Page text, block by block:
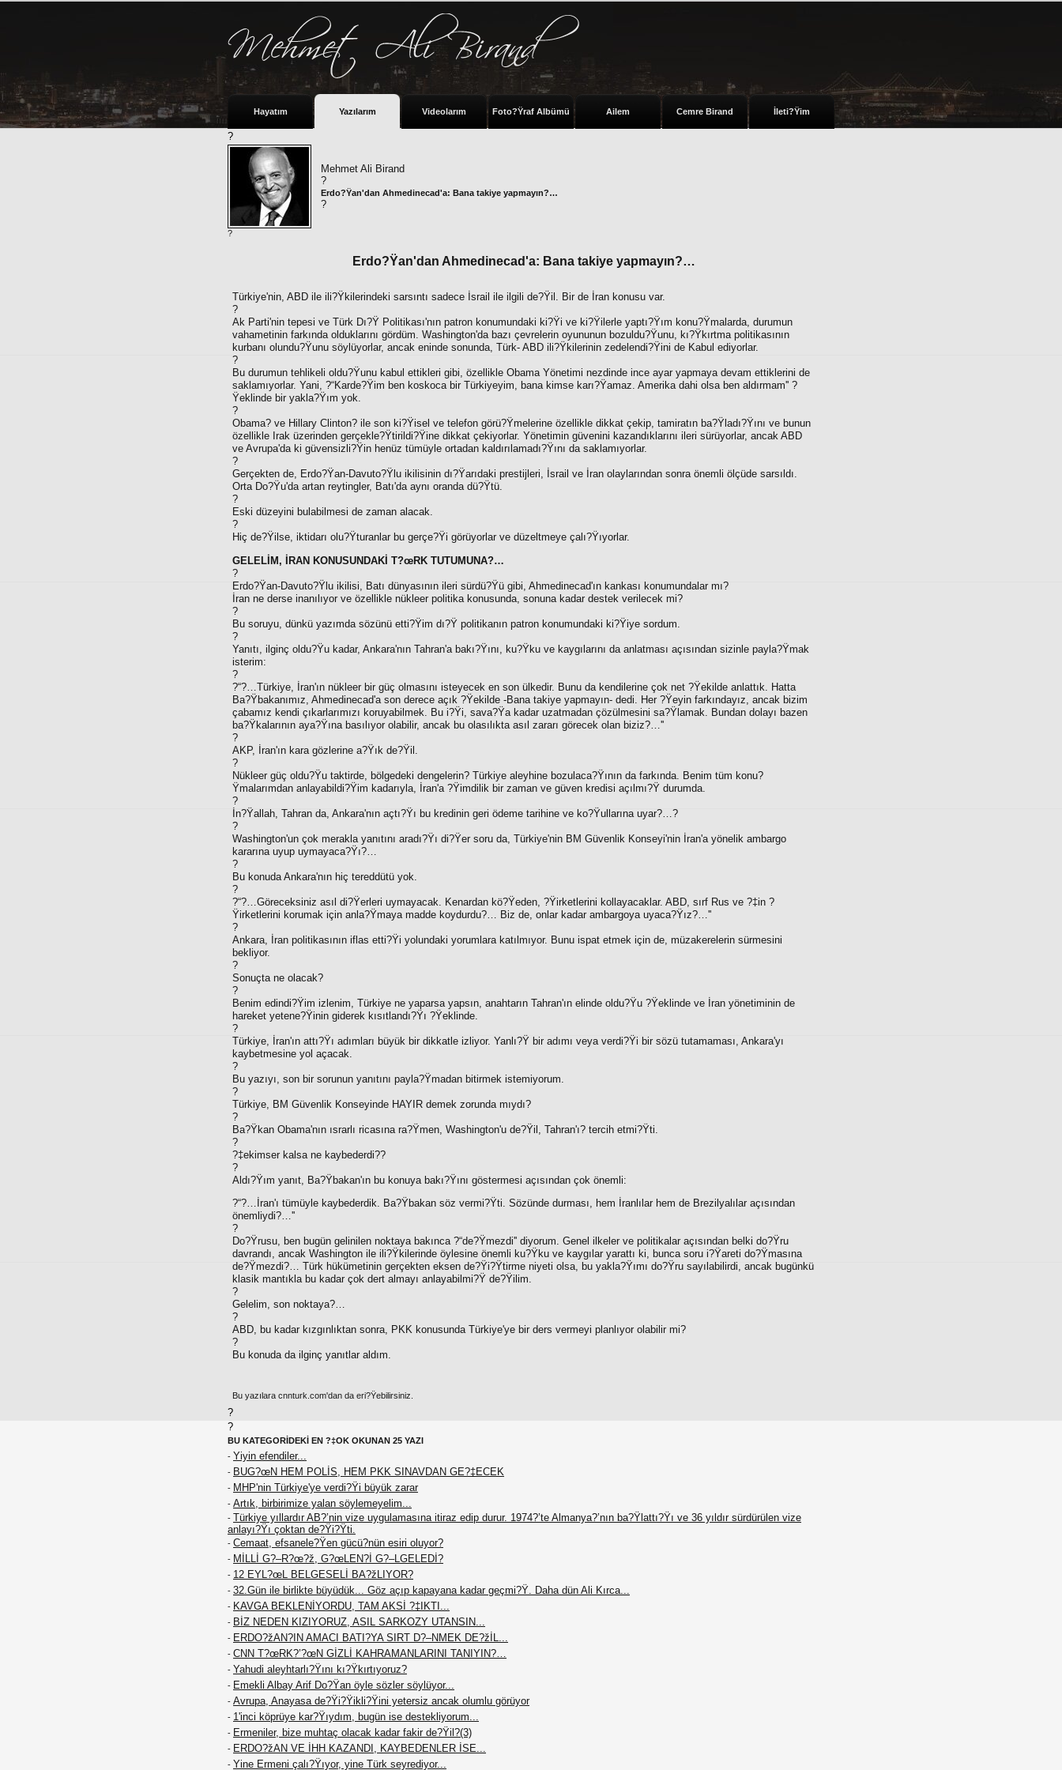
Hayatım Yazılarım Videolarım Foto?Ÿraf Albümü Ailem Cemre Birand İleti?Ÿim
?
Mehmet Ali Birand
?
Erdo?Ÿan'dan Ahmedinecad'a: Bana takiye yapmayın?…
?
?
Erdo?Ÿan'dan Ahmedinecad'a: Bana takiye yapmayın?…
Türkiye'nin, ABD ile ili?Ÿkilerindeki sarsıntı sadece İsrail ile ilgili de?Ÿil. Bir de İran konusu var.
?
Ak Parti'nin tepesi ve Türk Dı?Ÿ Politikası'nın patron konumundaki ki?Ÿi ve ki?Ÿilerle yaptı?Ÿım konu?Ÿmalarda, durumun
vahametinin farkında olduklarını gördüm. Washington'da bazı çevrelerin oyununun bozuldu?Ÿunu, kı?Ÿkırtma politikasının
kurbanı olundu?Ÿunu söylüyorlar, ancak eninde sonunda, Türk- ABD ili?Ÿkilerinin zedelendi?Ÿini de Kabul ediyorlar.
?
Bu durumun tehlikeli oldu?Ÿunu kabul ettikleri gibi, özellikle Obama Yönetimi nezdinde ince ayar yapmaya devam ettiklerini de
saklamıyorlar. Yani, ?“Karde?Ÿim ben koskoca bir Türkiyeyim, bana kimse karı?Ÿamaz. Amerika dahi olsa ben aldırmam'' ?
Ÿeklinde bir yakla?Ÿım yok.
?
Obama? ve Hillary Clinton? ile son ki?Ÿisel ve telefon görü?Ÿmelerine özellikle dikkat çekip, tamiratın ba?Ÿladı?Ÿını ve bunun
özellikle Irak üzerinden gerçekle?Ÿtirildi?Ÿine dikkat çekiyorlar. Yönetimin güvenini kazandıklarını ileri sürüyorlar, ancak ABD
ve Avrupa'da ki güvensizli?Ÿin henüz tümüyle ortadan kaldırılamadı?Ÿını da saklamıyorlar.
?
Gerçekten de, Erdo?Ÿan-Davuto?Ÿlu ikilisinin dı?Ÿarıdaki prestijleri, İsrail ve İran olaylarından sonra önemli ölçüde sarsıldı.
Orta Do?Ÿu'da artan reytingler, Batı'da aynı oranda dü?Ÿtü.
?
Eski düzeyini bulabilmesi de zaman alacak.
?
Hiç de?Ÿilse, iktidarı olu?Ÿturanlar bu gerçe?Ÿi görüyorlar ve düzeltmeye çalı?Ÿıyorlar.
GELELİM, İRAN KONUSUNDAKİ T?œRK TUTUMUNA?…
?
Erdo?Ÿan-Davuto?Ÿlu ikilisi, Batı dünyasının ileri sürdü?Ÿü gibi, Ahmedinecad'ın kankası konumundalar mı?
İran ne derse inanılıyor ve özellikle nükleer politika konusunda, sonuna kadar destek verilecek mi?
?
Bu soruyu, dünkü yazımda sözünü etti?Ÿim dı?Ÿ politikanın patron konumundaki ki?Ÿiye sordum.
?
Yanıtı, ilginç oldu?Ÿu kadar, Ankara'nın Tahran'a bakı?Ÿını, ku?Ÿku ve kaygılarını da anlatması açısından sizinle payla?Ÿmak
isterim:
?
?“?…Türkiye, İran'ın nükleer bir güç olmasını isteyecek en son ülkedir. Bunu da kendilerine çok net ?Ÿekilde anlattık. Hatta
Ba?Ÿbakanımız, Ahmedinecad'a son derece açık ?Ÿekilde -Bana takiye yapmayın- dedi. Her ?Ÿeyin farkındayız, ancak bizim
çabamız kendi çıkarlarımızı koruyabilmek. Bu i?Ÿi, sava?Ÿa kadar uzatmadan çözülmesini sa?Ÿlamak. Bundan dolayı bazen
ba?Ÿkalarının aya?Ÿına basılıyor olabilir, ancak bu olasılıkta asıl zararı görecek olan biziz?…''
?
AKP, İran'ın kara gözlerine a?Ÿık de?Ÿil.
?
Nükleer güç oldu?Ÿu taktirde, bölgedeki dengelerin? Türkiye aleyhine bozulaca?Ÿının da farkında. Benim tüm konu?
Ÿmalarımdan anlayabildi?Ÿim kadarıyla, İran'a ?Ÿimdilik bir zaman ve güven kredisi açılmı?Ÿ durumda.
?
İn?Ÿallah, Tahran da, Ankara'nın açtı?Ÿı bu kredinin geri ödeme tarihine ve ko?Ÿullarına uyar?…?
?
Washington'un çok merakla yanıtını aradı?Ÿı di?Ÿer soru da, Türkiye'nin BM Güvenlik Konseyi'nin İran'a yönelik ambargo
kararına uyup uymayaca?Ÿı?…
?
Bu konuda Ankara'nın hiç tereddütü yok.
?
?“?…Göreceksiniz asıl di?Ÿerleri uymayacak. Kenardan kö?Ÿeden, ?Ÿirketlerini kollayacaklar. ABD, sırf Rus ve ?‡in ?
Ÿirketlerini korumak için anla?Ÿmaya madde koydurdu?… Biz de, onlar kadar ambargoya uyaca?Ÿız?…''
?
Ankara, İran politikasının iflas etti?Ÿi yolundaki yorumlara katılmıyor. Bunu ispat etmek için de, müzakerelerin sürmesini
bekliyor.
?
Sonuçta ne olacak?
?
Benim edindi?Ÿim izlenim, Türkiye ne yaparsa yapsın, anahtarın Tahran'ın elinde oldu?Ÿu ?Ÿeklinde ve İran yönetiminin de
hareket yetene?Ÿinin giderek kısıtlandı?Ÿı ?Ÿeklinde.
?
Türkiye, İran'ın attı?Ÿı adımları büyük bir dikkatle izliyor. Yanlı?Ÿ bir adımı veya verdi?Ÿi bir sözü tutamaması, Ankara'yı
kaybetmesine yol açacak.
?
Bu yazıyı, son bir sorunun yanıtını payla?Ÿmadan bitirmek istemiyorum.
?
Türkiye, BM Güvenlik Konseyinde HAYIR demek zorunda mıydı?
?
Ba?Ÿkan Obama'nın ısrarlı ricasına ra?Ÿmen, Washington'u de?Ÿil, Tahran'ı? tercih etmi?Ÿti.
?
?‡ekimser kalsa ne kaybederdi??
?
Aldı?Ÿım yanıt, Ba?Ÿbakan'ın bu konuya bakı?Ÿını göstermesi açısından çok önemli:
?“?…İran'ı tümüyle kaybederdik. Ba?Ÿbakan söz vermi?Ÿti. Sözünde durması, hem İranlılar hem de Brezilyalılar açısından
önemliydi?…''
?
Do?Ÿrusu, ben bugün gelinilen noktaya bakınca ?“de?Ÿmezdi'' diyorum. Genel ilkeler ve politikalar açısından belki do?Ÿru
davrandı, ancak Washington ile ili?Ÿkilerinde öylesine önemli ku?Ÿku ve kaygılar yarattı ki, bunca soru i?Ÿareti do?Ÿmasına
de?Ÿmezdi?… Türk hükümetinin gerçekten eksen de?Ÿi?Ÿtirme niyeti olsa, bu yakla?Ÿımı do?Ÿru sayılabilirdi, ancak bugünkü
klasik mantıkla bu kadar çok dert almayı anlayabilmi?Ÿ de?Ÿilim.
?
Gelelim, son noktaya?…
?
ABD, bu kadar kızgınlıktan sonra, PKK konusunda Türkiye'ye bir ders vermeyi planlıyor olabilir mi?
?
Bu konuda da ilginç yanıtlar aldım.
Bu yazılara cnnturk.com'dan da eri?Ÿebilirsiniz.
?
?
BU KATEGORİDEKİ EN ?‡OK OKUNAN 25 YAZI
- Yiyin efendiler...
- BUG?œN HEM POLİS, HEM PKK SINAVDAN GE?‡ECEK
- MHP'nin Türkiye'ye verdi?Ÿi büyük zarar
- Artık, birbirimize yalan söylemeyelim...
- Türkiye yıllardır AB?’nin vize uygulamasına itiraz edip durur. 1974?’te Almanya?’nın ba?Ÿlattı?Ÿı ve 36 yıldır sürdürülen vize
anlayı?Ÿı çoktan de?Ÿi?Ÿti.
- Cemaat, efsanele?Ÿen gücü?nün esiri oluyor?
- MİLLİ G?–R?œ?ž, G?œLEN?İ G?–LGELEDİ?
- 12 EYL?œL BELGESELİ BA?žLIYOR?
- 32.Gün ile birlikte büyüdük... Göz açıp kapayana kadar geçmi?Ÿ. Daha dün Ali Kırca...
- KAVGA BEKLENİYORDU, TAM AKSİ ?‡IKTI...
- BİZ NEDEN KIZIYORUZ, ASIL SARKOZY UTANSIN...
- ERDO?žAN?IN AMACI BATI?YA SIRT D?–NMEK DE?žİL...
- CNN T?œRK?’?œN GİZLİ KAHRAMANLARINI TANIYIN?…
- Yahudi aleyhtarlı?Ÿını kı?Ÿkırtıyoruz?
- Emekli Albay Arif Do?Ÿan öyle sözler söylüyor...
- Avrupa, Anayasa de?Ÿi?Ÿikli?Ÿini yetersiz ancak olumlu görüyor
- 1'inci köprüye kar?Ÿıydım, bugün ise destekliyorum...
- Ermeniler, bize muhtaç olacak kadar fakir de?Ÿil?(3)
- ERDO?žAN VE İHH KAZANDI, KAYBEDENLER İSE...
- Yine Ermeni çalı?Ÿıyor, yine Türk seyrediyor...